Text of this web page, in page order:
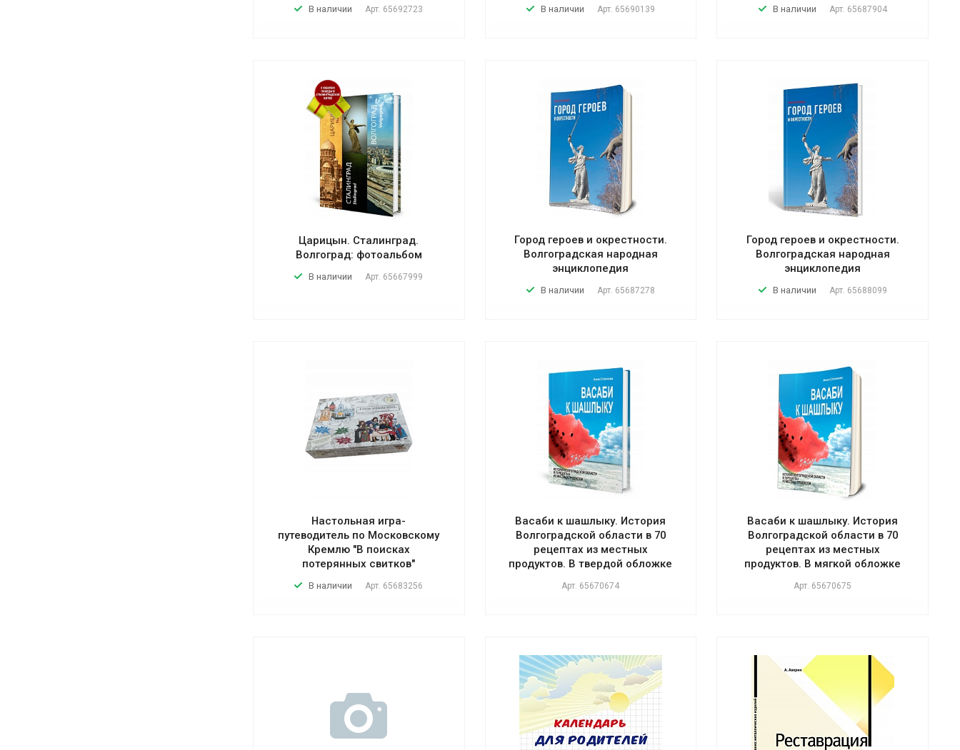
В наличии Арт. 65692723 В наличии Арт. 65690139 В наличии Арт. 65687904
Царицын. Сталинград.
Волгоград: фотоальбом
В наличии Арт. 65667999
Город героев и окрестности.
Волгоградская народная
энциклопедия
В наличии Арт. 65687278
Город героев и окрестности.
Волгоградская народная
энциклопедия
В наличии Арт. 65688099
Настольная игра-
путеводитель по Московскому
Кремлю "В поисках
потерянных свитков"
В наличии Арт. 65683256
Васаби к шашлыку. История
Волгоградской области в 70
рецептах из местных
продуктов. В твердой обложке
Арт. 65670674
Васаби к шашлыку. История
Волгоградской области в 70
рецептах из местных
продуктов. В мягкой обложке
Арт. 65670675